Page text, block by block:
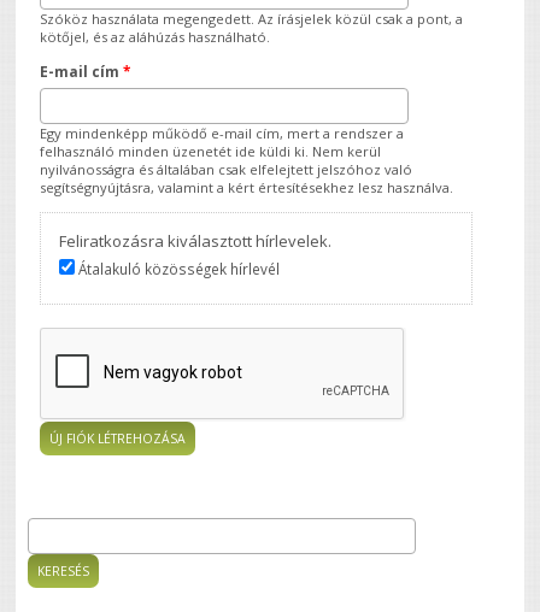
Szóköz használata megengedett. Az írásjelek közül csak a pont, a
kötőjel, és az aláhúzás használható.
E-mail cím*
Egy mindenképp működő e-mail cím, mert a rendszer a
felhasználó minden üzenetét ide küldi ki. Nem kerül
nyilvánosságra és általában csak elfelejtett jelszóhoz való
segítségnyújtásra, valamint a kért értesítésekhez lesz használva.
Feliratkozásra kiválasztott hírlevelek.
Átalakuló közösségek hírlevél
Keresés űrlap